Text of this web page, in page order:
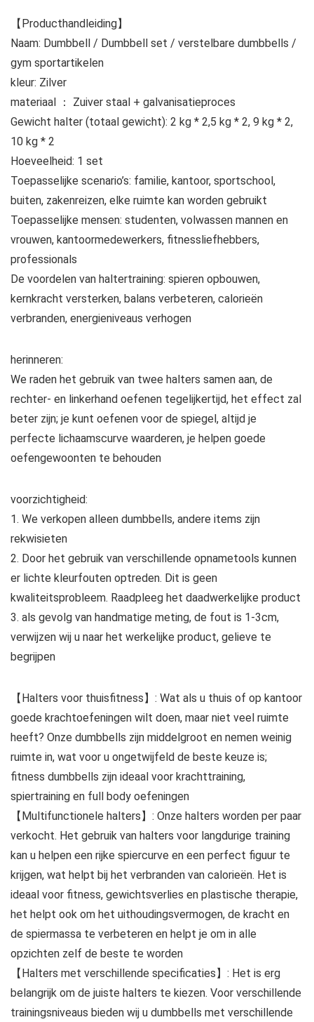
【Producthandleiding】
Naam: Dumbbell / Dumbbell set / verstelbare dumbbells /
gym sportartikelen
kleur: Zilver
materiaal ： Zuiver staal + galvanisatieproces
Gewicht halter (totaal gewicht): 2 kg * 2,5 kg * 2, 9 kg * 2,
10 kg * 2
Hoeveelheid: 1 set
Toepasselijke scenario’s: familie, kantoor, sportschool,
buiten, zakenreizen, elke ruimte kan worden gebruikt
Toepasselijke mensen: studenten, volwassen mannen en
vrouwen, kantoormedewerkers, fitnessliefhebbers,
professionals
De voordelen van haltertraining: spieren opbouwen,
kernkracht versterken, balans verbeteren, calorieën
verbranden, energieniveaus verhogen
herinneren:
We raden het gebruik van twee halters samen aan, de
rechter- en linkerhand oefenen tegelijkertijd, het effect zal
beter zijn; je kunt oefenen voor de spiegel, altijd je
perfecte lichaamscurve waarderen, je helpen goede
oefengewoonten te behouden
voorzichtigheid:
1. We verkopen alleen dumbbells, andere items zijn
rekwisieten
2. Door het gebruik van verschillende opnametools kunnen
er lichte kleurfouten optreden. Dit is geen
kwaliteitsprobleem. Raadpleeg het daadwerkelijke product
3. als gevolg van handmatige meting, de fout is 1-3cm,
verwijzen wij u naar het werkelijke product, gelieve te
begrijpen
【Halters voor thuisfitness】: Wat als u thuis of op kantoor
goede krachtoefeningen wilt doen, maar niet veel ruimte
heeft? Onze dumbbells zijn middelgroot en nemen weinig
ruimte in, wat voor u ongetwijfeld de beste keuze is;
fitness dumbbells zijn ideaal voor krachttraining,
spiertraining en full body oefeningen
【Multifunctionele halters】: Onze halters worden per paar
verkocht. Het gebruik van halters voor langdurige training
kan u helpen een rijke spiercurve en een perfect figuur te
krijgen, wat helpt bij het verbranden van calorieën. Het is
ideaal voor fitness, gewichtsverlies en plastische therapie,
het helpt ook om het uithoudingsvermogen, de kracht en
de spiermassa te verbeteren en helpt je om in alle
opzichten zelf de beste te worden
【Halters met verschillende specificaties】: Het is erg
belangrijk om de juiste halters te kiezen. Voor verschillende
trainingsniveaus bieden wij u dumbbells met verschillende